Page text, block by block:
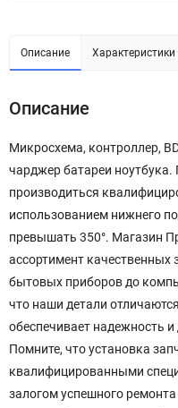
Описание Характеристики
Описание
Микросхема, контроллер,
чарджер батареи
производиться
использованием нижнего
превышать 350°. Магазин
ассортимент качественных
бытовых приборов до
что наши детали
обеспечивает надежность
Помните, что установка
квалифицированными
залогом успешного